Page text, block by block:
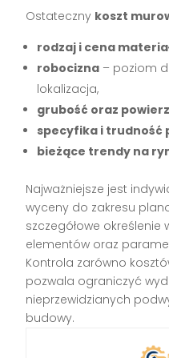
Ostateczny koszt
rodzaj i cena
robocizna – poziom
lokalizacja,
grubość oraz
specyfika i trudność
bieżące trendy na
Najważniejsze jest
wyceny do zakresu
szczegółowe określenie
elementów oraz
Kontrola zarówno
pozwala ograniczyć
nieprzewidzianych
budowy.